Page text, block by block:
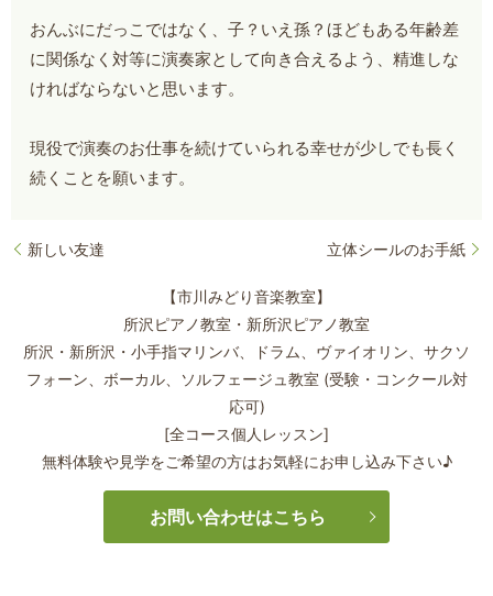
おんぶにだっこではなく、子？いえ孫？ほどもある年齢差
に関係なく対等に演奏家として向き合えるよう、精進しな
ければならないと思います。
現役で演奏のお仕事を続けていられる幸せが少しでも長く
続くことを願います。
新しい友達 立体シールのお手紙
【市川みどり音楽教室】
所沢ピアノ教室・新所沢ピアノ教室
所沢・新所沢・小手指マリンバ、ドラム、ヴァイオリン、サクソ
フォーン、 ボーカル、ソルフェージュ教室 (受験・コンクール対
応可)
[全コース個人レッスン]
無料体験や見学をご希望の方はお気軽にお申し込み下さい♪
お問い合わせはこちら